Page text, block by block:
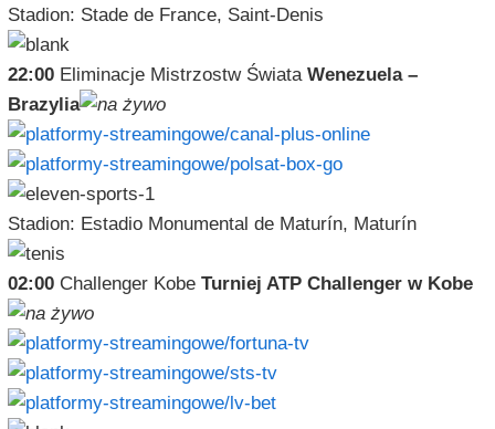
Stadion: Stade de France, Saint-Denis
22:00Eliminacje Mistrzostw Świata Wenezuela –
Brazylia
Stadion: Estadio Monumental de Maturín, Maturín
02:00Challenger Kobe Turniej ATP Challenger w Kobe